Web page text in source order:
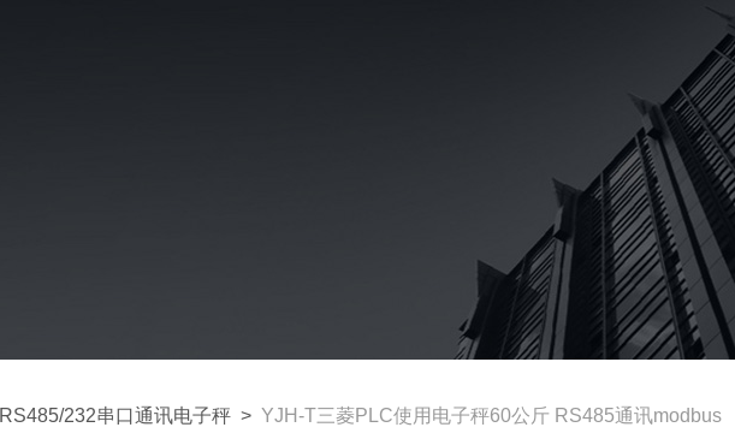
RS485/232串口通讯电子秤 > YJH-T三菱PLC使用电子秤60公斤 RS485通讯modbus